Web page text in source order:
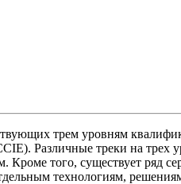
трем уровням
Различные треки на трех
Кроме того, существует ряд
технологиям,